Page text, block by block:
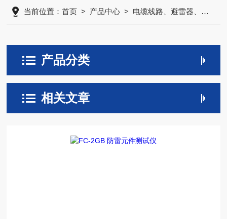
当前位置：首页 > 产品中心 > 电缆线路、避雷器、绝缘子测试仪器
产品分类
相关文章